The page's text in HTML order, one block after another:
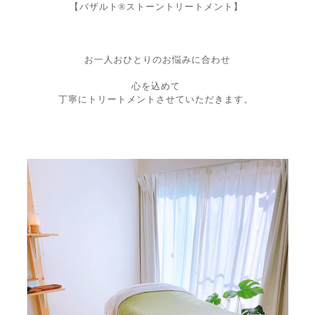
【バザルト®︎ストーントリートメント】
お一人おひとりのお悩みに合わせ
心を込めて
丁寧にトリートメントさせていただきます。